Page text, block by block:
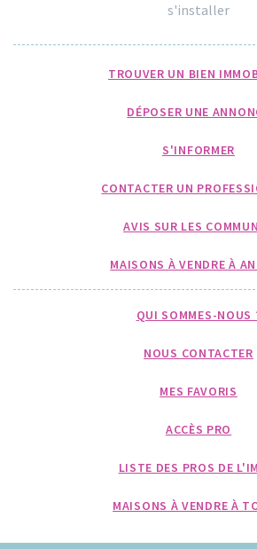
s'installer
TROUVER UN BIEN
DÉPOSER UNE
S'INFORMER
CONTACTER UN
AVIS SUR LES
MAISONS À VENDRE À
QUI SOMMES-NOUS
NOUS CONTACTER
MES FAVORIS
ACCÈS PRO
LISTE DES PROS DE
MAISONS À VENDRE À